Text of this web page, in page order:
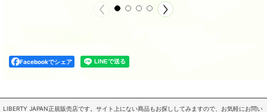
Facebookでシェア
LIBERTY JAPAN正規販売店です。サイト上にない商品もお探ししてみますので、お気軽にお問い